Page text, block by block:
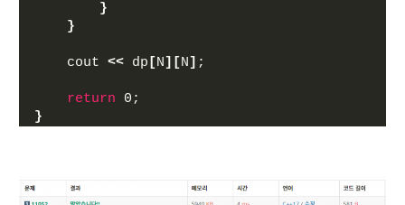
}
}
    cout
<< dp [N][N] ;
return 0;
}